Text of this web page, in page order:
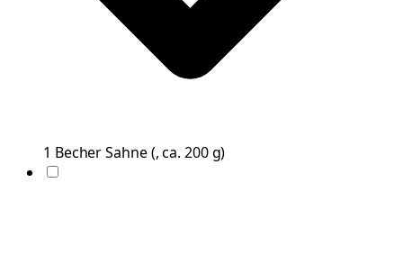
1 BecherSahne(, ca. 200 g)